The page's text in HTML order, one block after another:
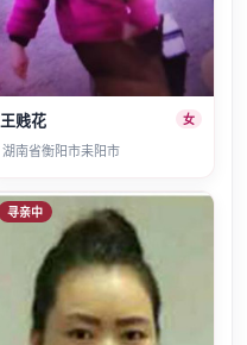
王贱花 女
湖南省衡阳市耒阳市
寻亲中